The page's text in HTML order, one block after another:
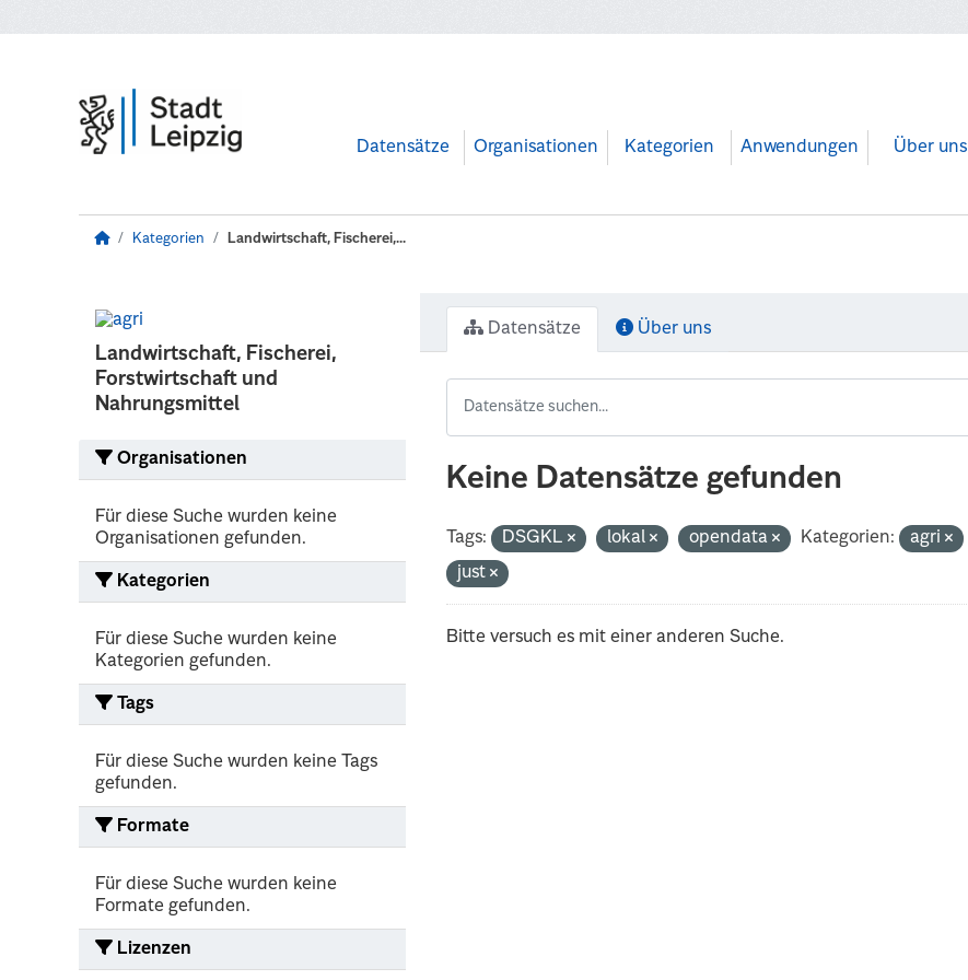
Datensätze Organisationen Kategorien Anwendungen Über uns
Kategorien Landwirtschaft, Fischerei,...
Landwirtschaft, Fischerei,
Forstwirtschaft und
Nahrungsmittel
Organisationen
Für diese Suche wurden keine
Organisationen gefunden.
Kategorien
Für diese Suche wurden keine
Kategorien gefunden.
Tags
Für diese Suche wurden keine Tags
gefunden.
Formate
Für diese Suche wurden keine
Formate gefunden.
Lizenzen
Datensätze Über uns
Keine Datensätze gefunden
Tags: DSGKL lokal opendata Kategorien:
agri
just
Bitte versuch es mit einer anderen Suche.